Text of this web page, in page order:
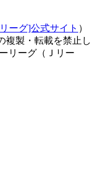
ーグ]公式サイト ）
複製・転載を禁止し
リーグ（Ｊリー